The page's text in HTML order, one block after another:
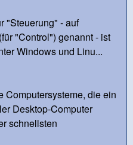
"Steuerung" - auf
"Control") genannt - ist
Windows und Linu...
Computersysteme, die ein
Desktop-Computer
schnellsten